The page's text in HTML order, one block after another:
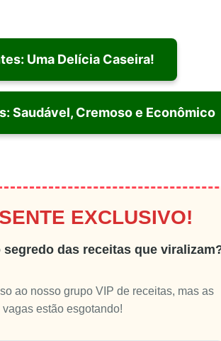
Uma Delícia Caseira!
Saudável, Cremoso e Econômico
EXCLUSIVO!
segredo das receitas que
ao nosso grupo VIP de receitas, mas as
vagas estão esgotando!